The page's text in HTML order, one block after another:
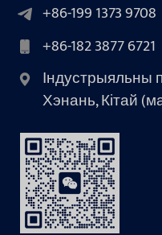
+86-199 1373 9708
+86-182 3877 6721
Індустрыяльны
Хэнань, Кітай